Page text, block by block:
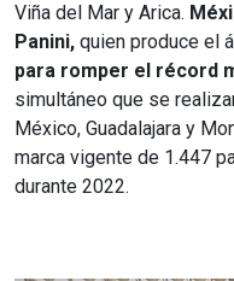
Viña del Mar y Arica.
Panini, quien produce el
para romper el récord
simultáneo que se
México, Guadalajara y
marca vigente de 1.447
durante 2022.